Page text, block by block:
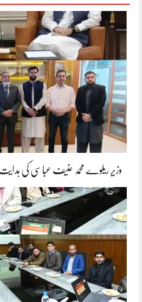
وزیر ریلوے محمد حنیف عباسی کی